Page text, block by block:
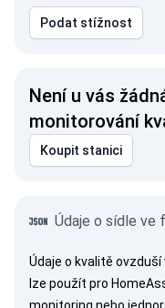
Podat stížnost
Není u vás
monitorování
Koupit stanici
Údaje o sídle ve
Údaje o kvalitě
lze použít pro